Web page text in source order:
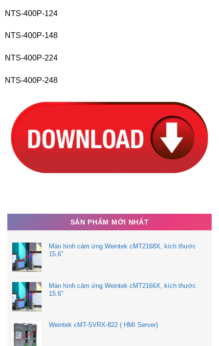
NTS-400P-124
NTS-400P-148
NTS-400P-224
NTS-400P-248
SẢN PHẨM MỚI NHẤT
Màn hình cảm ứng Weintek cMT2168X, kích thước
15.6″
Màn hình cảm ứng Weintek cMT2166X, kích thước
15.6″
Weintek cMT-SVRX-822 ( HMI Server)